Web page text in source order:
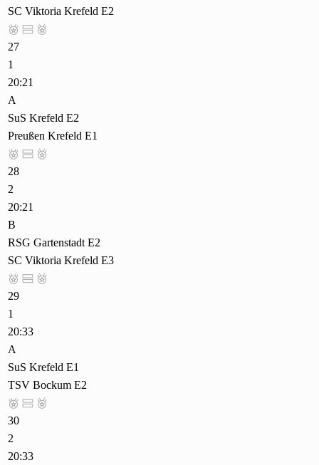
SC Viktoria Krefeld E2
  
27
1
20:21
A
SuS Krefeld E2
Preußen Krefeld E1
  
28
2
20:21
B
RSG Gartenstadt E2
SC Viktoria Krefeld E3
  
29
1
20:33
A
SuS Krefeld E1
TSV Bockum E2
  
30
2
20:33